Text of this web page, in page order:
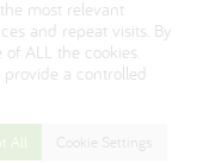
website
most relevant
and repeat visits. By
ALL the cookies.
provide a controlled
Cookie Settings
All